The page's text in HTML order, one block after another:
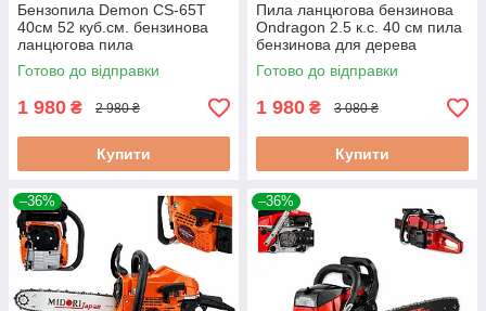
Бензопила Demon CS-65T
40см 52 куб.см. бензинова
ланцюгова пила
Готово до відправки
1 980 ₴ 2 980 ₴
Купити
Пила ланцюгова бензинова
Ondragon 2.5 к.с. 40 см пила
бензинова для дерева
Готово до відправки
1 980 ₴ 3 080 ₴
Купити
–36% –36%